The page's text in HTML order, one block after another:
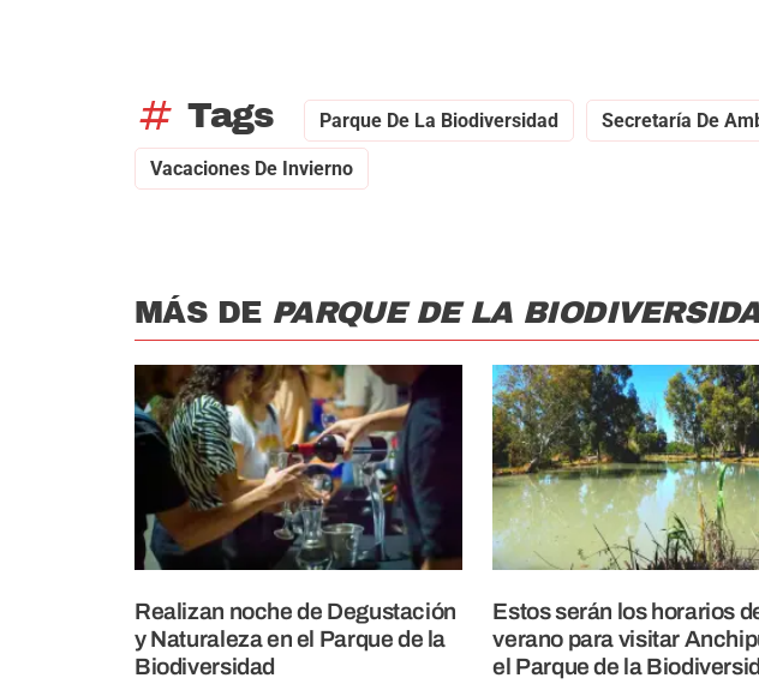
tag Tags Parque De La Biodiversidad Secretaría De
Vacaciones De Invierno
MÁS DE PARQUE DE LA
Realizan noche de Degustación
y Naturaleza en el Parque de la
Biodiversidad
Estos serán los horarios
verano para visitar
el Parque de la